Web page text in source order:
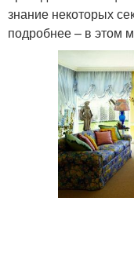
знание некоторых
подробнее – в этом